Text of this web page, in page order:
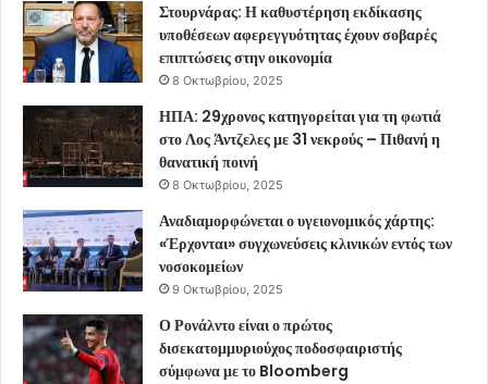
Στουρνάρας: Η καθυστέρηση εκδίκασης
υποθέσεων αφερεγγυότητας έχουν σοβαρές
επιπτώσεις στην οικονομία
8 Οκτωβρίου, 2025
ΗΠΑ: 29χρονος κατηγορείται για τη φωτιά
στο Λος Άντζελες με 31 νεκρούς – Πιθανή η
θανατική ποινή
8 Οκτωβρίου, 2025
Αναδιαμορφώνεται ο υγειονομικός χάρτης:
«Έρχονται» συγχωνεύσεις κλινικών εντός των
νοσοκομείων
9 Οκτωβρίου, 2025
Ο Ρονάλντο είναι ο πρώτος
δισεκατομμυριούχος ποδοσφαιριστής
σύμφωνα με το Bloomberg